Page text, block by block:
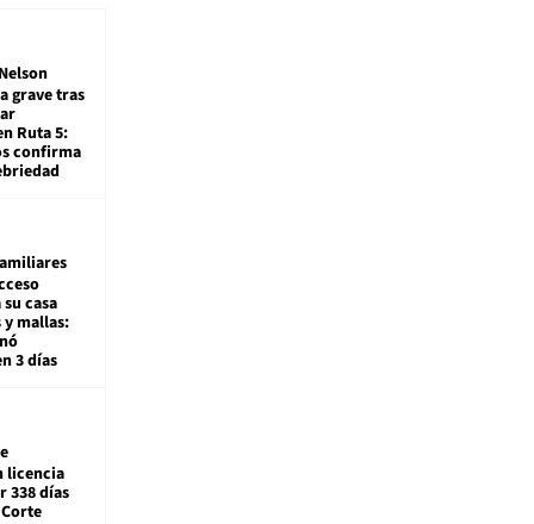
Nelson
grave tras
Ruta 5:
confirma
casa
mallas:
3 días
licencia
338 días